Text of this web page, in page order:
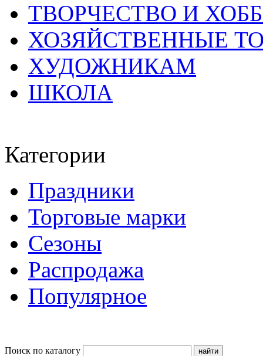
ТВОРЧЕСТВО И
ХОЗЯЙСТВЕННЫЕ
ХУДОЖНИКАМ
ШКОЛА
Категории
Праздники
Торговые марки
Сезоны
Распродажа
Популярное
Поиск по каталогу